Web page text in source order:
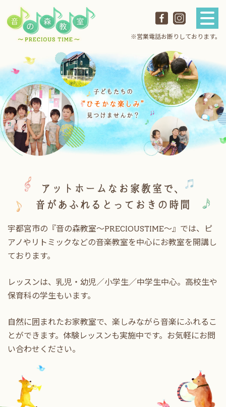
※営業電話お断りしております。
宇都宮市の『音の森教室～PRECIOUSTIME～』では、ピ
アノやリトミックなどの音楽教室を中心にお教室を開講し
ております。
レッスンは、乳児・幼児／小学生／中学生中心。高校生や
保育科の学生もいます。
自然に囲まれたお家教室で、楽しみながら音楽にふれるこ
とができます。 体験レッスンも実施中です。お気軽にお問
い合わせください。